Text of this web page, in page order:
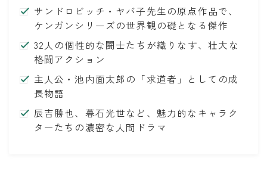
サンドロビッチ・ヤバ子先生の原点作品で、
ケンガンシリーズの世界観の礎となる傑作
32人の個性的な闘士たちが織りなす、壮大な
格闘アクション
主人公・池内面太郎の「求道者」としての成
長物語
辰吉勝也、暮石光世など、魅力的なキャラク
ターたちの濃密な人間ドラマ